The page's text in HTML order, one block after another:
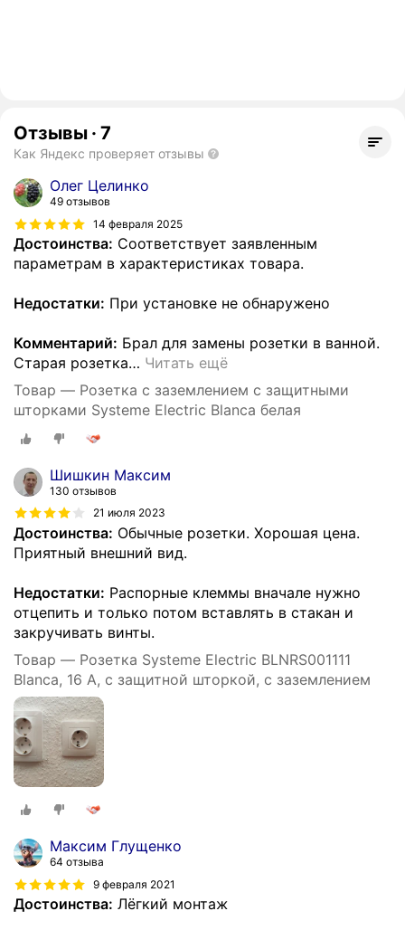
Отзывы · 7
Как Яндекс проверяет отзывы
Олег Целинко
49 отзывов
14 февраля 2025
Достоинства: Соответствует заявленным
параметрам в характеристиках товара.
Недостатки: При установке не обнаружено
Комментарий: Брал для замены розетки в ванной.
Старая розетка… Читать ещё
Товар — Розетка с заземлением с защитными
шторками Systeme Electric Blanca белая
Шишкин Максим
130 отзывов
21 июля 2023
Достоинства: Обычные розетки. Хорошая цена.
Приятный внешний вид.
Недостатки: Распорные клеммы вначале нужно
отцепить и только потом вставлять в стакан и
закручивать винты.
Товар — Розетка Systeme Electric BLNRS001111
Blanca, 16 А, с защитной шторкой, с заземлением
Максим Глущенко
64 отзыва
9 февраля 2021
Достоинства: Лëгкий монтаж